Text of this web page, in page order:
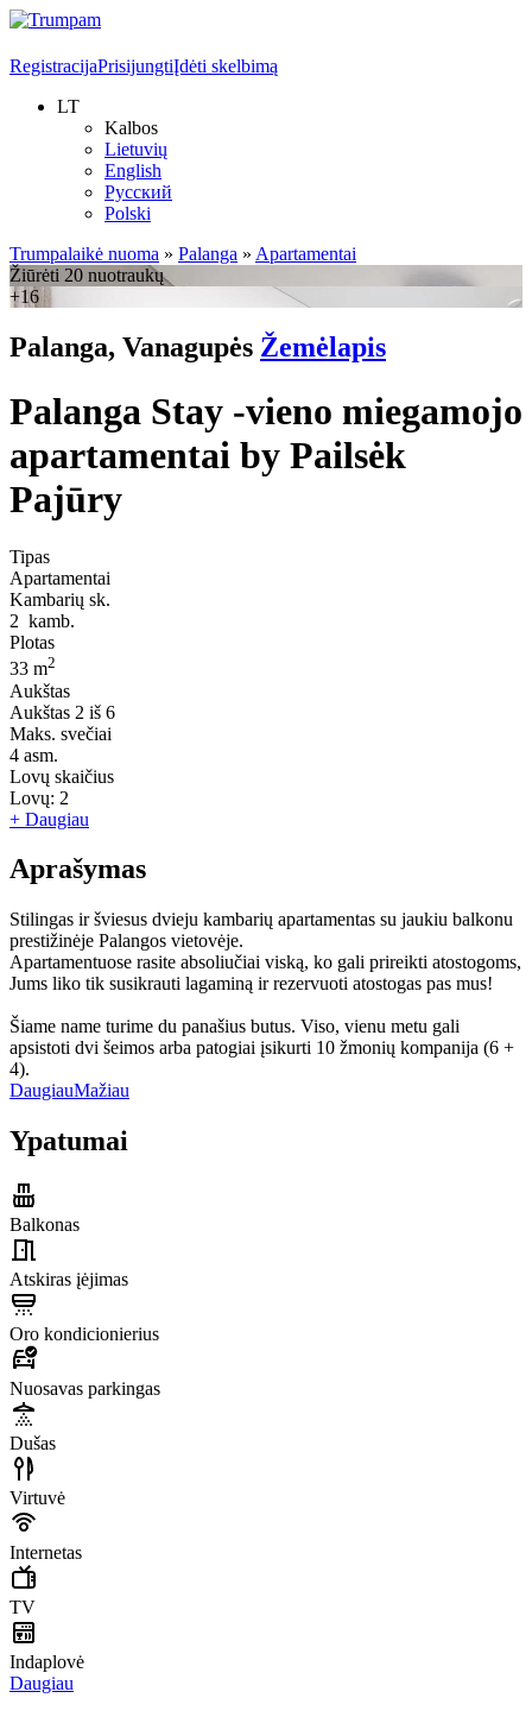
RegistracijaPrisijungtiĮdėti skelbimą
LT
Kalbos
Lietuvių
English
Русский
Polski
Trumpalaikė nuoma » Palanga » Apartamentai
Žiūrėti 20 nuotraukų
+16
Palanga, Vanagupės Žemėlapis
Palanga Stay -vieno miegamojo
apartamentai by Pailsėk
Pajūry
Tipas
Apartamentai
Kambarių sk.
2 kamb.
Plotas
33 m2
Aukštas
Aukštas 2 iš 6
Maks. svečiai
4 asm.
Lovų skaičius
Lovų: 2
+ Daugiau
Aprašymas
Stilingas ir šviesus dvieju kambarių apartamentas su jaukiu balkonu
prestižinėje Palangos vietovėje.
Apartamentuose rasite absoliučiai viską, ko gali prireikti atostogoms,
Jums liko tik susikrauti lagaminą ir rezervuoti atostogas pas mus!
Šiame name turime du panašius butus. Viso, vienu metu gali
apsistoti dvi šeimos arba patogiai įsikurti 10 žmonių kompanija (6 +
4).
DaugiauMažiau
Ypatumai
Balkonas
Atskiras įėjimas
Oro kondicionierius
Nuosavas parkingas
Dušas
Virtuvė
Internetas
TV
Indaplovė
Daugiau